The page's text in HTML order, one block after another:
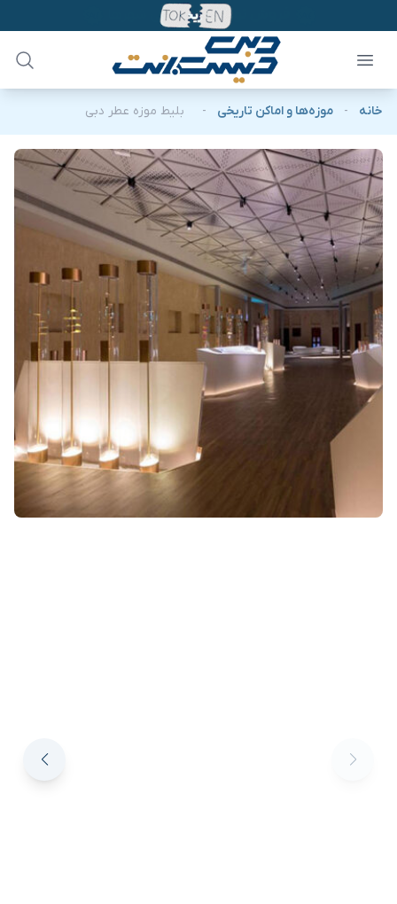
خانه - موزه‌ها و اماکن تاریخی - بلیط موزه عطر دبی